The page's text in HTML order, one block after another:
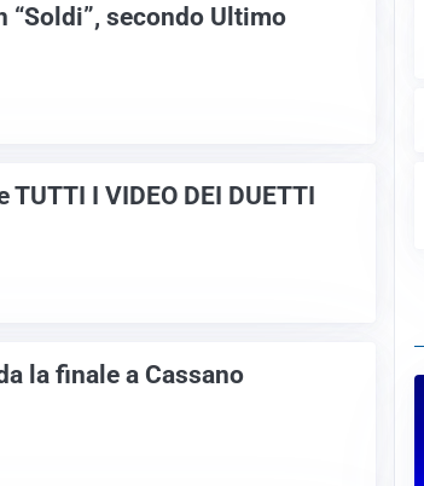
“Soldi”, secondo Ultimo
I VIDEO DEI DUETTI
la finale a Cassano